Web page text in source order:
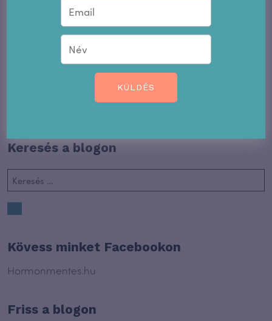
körülötted hangzavar és sok ember, és egyszer csak érzed,
ahogy folyik belőled a vér? Főleg miután ültél egy ideje és
hirtelen felállsz. Van egy ilyen fura bloggy, amikor egy
nagyobb nyálkahártyadarab csúszik ki a méhnyakadon
Keresés a blogon
Kövess minket Facebookon
Hormonmentes.hu
Friss a blogon
KÜLDÉS